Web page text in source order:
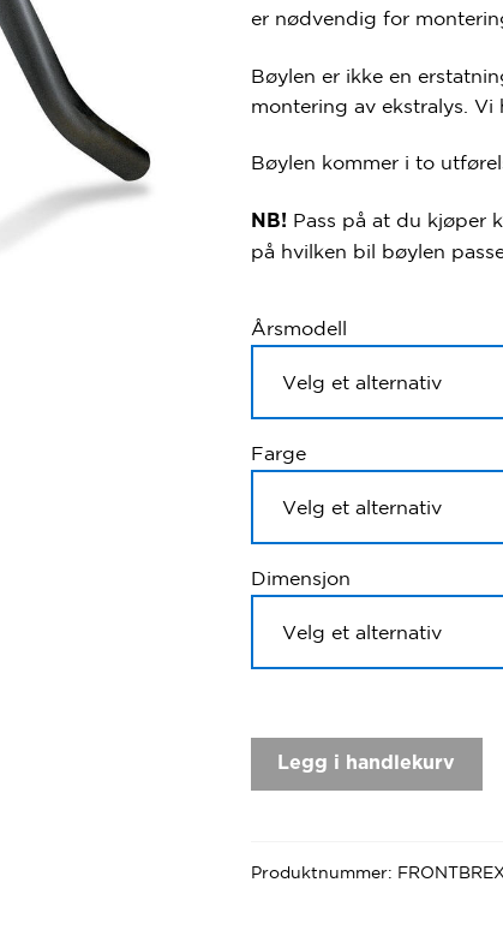
er nødvendig for
Bøylen er ikke en
montering av ekstralys. Vi
Bøylen kommer i to
NB! Pass på at du kjøper
på hvilken bil bøylen
Årsmodell
Farge
Dimensjon
Legg i handlekurv
Produktnummer: